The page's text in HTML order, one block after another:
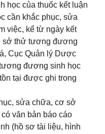
học của thuốc kết luận
cần khắc phục, sửa
việc, kể từ ngày kết
sở thử tương đương
Cục Quản lý Dược
đương sinh học
tại được ghi trong
sửa chữa, cơ sở
văn bản báo cáo
(hồ sơ tài liệu, hình